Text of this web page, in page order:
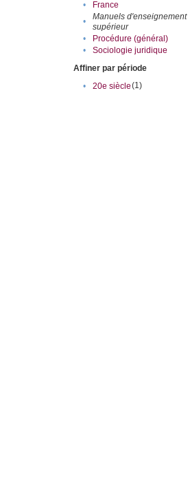
•
France
•
Manuels d'enseignement
supérieur
• Procédure (général)
•
Sociologie juridique
Affiner par période
•
20e siècle(1)